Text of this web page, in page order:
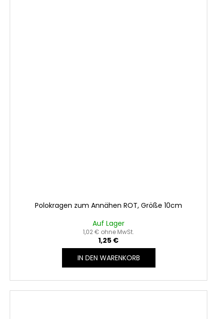
Polokragen zum Annähen ROT, Größe 10cm
Auf Lager
1,02 € ohne MwSt.
1,25 €
IN DEN WARENKORB